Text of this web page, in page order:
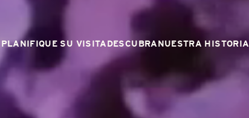
PLANIFIQUE SU VISITADESCUBRANUESTRA HISTORIA